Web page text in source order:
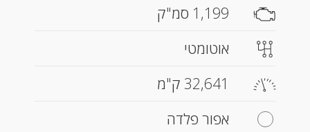
1,199 סמ"ק
אוטומטי
32,641 ק"מ
אפור פלדה